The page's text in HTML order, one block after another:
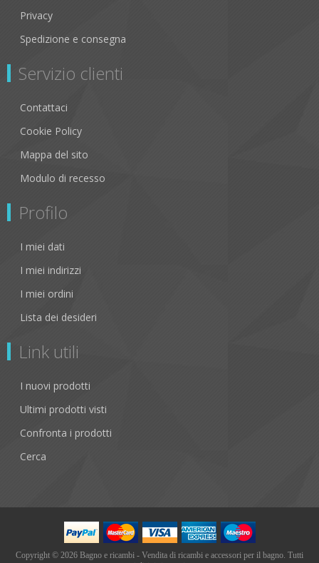
Privacy
Spedizione e consegna
Servizio clienti
Contattaci
Cookie Policy
Mappa del sito
Modulo di recesso
Profilo
I miei dati
I miei indirizzi
I miei ordini
Lista dei desideri
Link utili
I nuovi prodotti
Ultimi prodotti visti
Confronta i prodotti
Cerca
Copyright © 2026 Bagno e ricambi - Vendita di ricambi e accessori per il bagno. Tutti